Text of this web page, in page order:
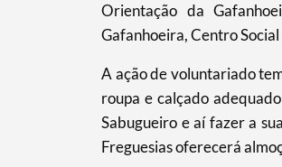
Filtros
Orientação da
Gafanhoeira, Centro
A ação de voluntariado
roupa e calçado
Sabugueiro e aí fazer a
Freguesias oferecerá